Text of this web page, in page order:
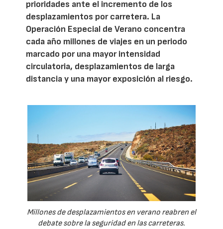
prioridades ante el incremento de los
desplazamientos por carretera. La
Operación Especial de Verano concentra
cada año millones de viajes en un periodo
marcado por una mayor intensidad
circulatoria, desplazamientos de larga
distancia y una mayor exposición al riesgo.
Millones de desplazamientos en verano reabren el
debate sobre la seguridad en las carreteras.